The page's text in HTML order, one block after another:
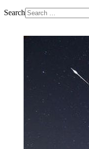
Search